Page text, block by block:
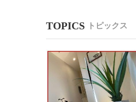
トピックス